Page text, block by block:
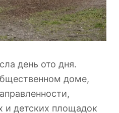
день ото дня.
доме,
и детских площадок